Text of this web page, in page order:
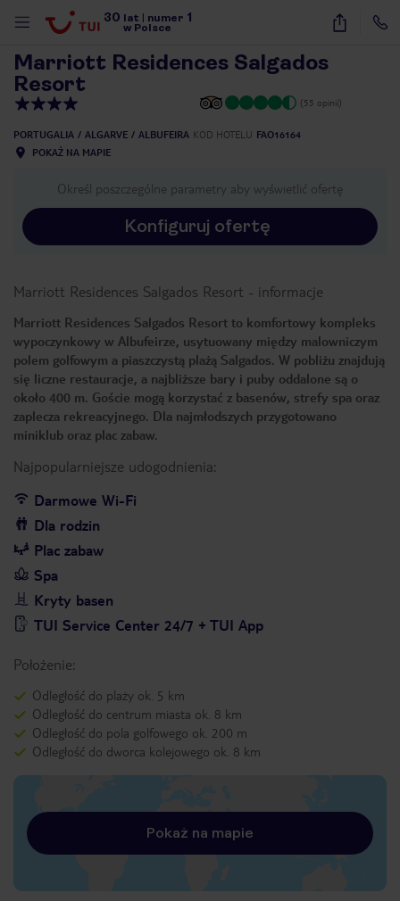
30 lat numer 1
w Polsce
23
Marriott Residences Salgados
Resort
(55 opinii)
PORTUGALIA ALGARVE ALBUFEIRA KOD HOTELU FAO16164
POKAŻ NA MAPIE
Określ poszczególne parametry aby wyświetlić ofertę
Konfiguruj ofertę
Marriott Residences Salgados Resort - informacje
Marriott Residences Salgados Resort to komfortowy kompleks
wypoczynkowy w Albufeirze, usytuowany między malowniczym
polem golfowym a piaszczystą plażą Salgados. W pobliżu znajdują
się liczne restauracje, a najbliższe bary i puby oddalone są o
około 400 m. Goście mogą korzystać z basenów, strefy spa oraz
zaplecza rekreacyjnego. Dla najmłodszych przygotowano
miniklub oraz plac zabaw.
Najpopularniejsze udogodnienia:
Darmowe Wi-Fi
Dla rodzin
Plac zabaw
Spa
Kryty basen
TUI Service Center 24/7 + TUI App
Położenie:
Odległość do plaży ok. 5 km
Odległość do centrum miasta ok. 8 km
Odległość do pola golfowego ok. 200 m
Odległość do dworca kolejowego ok. 8 km
Pokaż na mapie